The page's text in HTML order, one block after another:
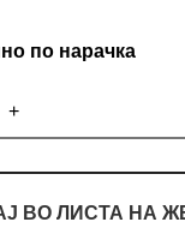
по нарачка
ВО ЛИСТА НА